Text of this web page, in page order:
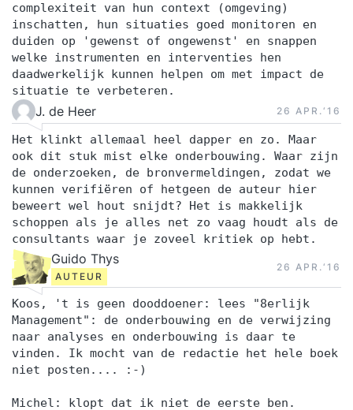
complexiteit van hun context (omgeving)
inschatten, hun situaties goed monitoren en
duiden op 'gewenst of ongewenst' en snappen
welke instrumenten en interventies hen
daadwerkelijk kunnen helpen om met impact de
situatie te verbeteren.
J. de Heer 26 APR.‘16
Het klinkt allemaal heel dapper en zo. Maar
ook dit stuk mist elke onderbouwing. Waar zijn
de onderzoeken, de bronvermeldingen, zodat we
kunnen verifiëren of hetgeen de auteur hier
beweert wel hout snijdt? Het is makkelijk
schoppen als je alles net zo vaag houdt als de
consultants waar je zoveel kritiek op hebt.
Guido Thys
AUTEUR
26 APR.‘16
Koos, 't is geen dooddoener: lees "8erlijk
Management": de onderbouwing en de verwijzing
naar analyses en onderbouwing is daar te
vinden. Ik mocht van de redactie het hele boek
niet posten.... :-)
Michel: klopt dat ik niet de eerste ben.